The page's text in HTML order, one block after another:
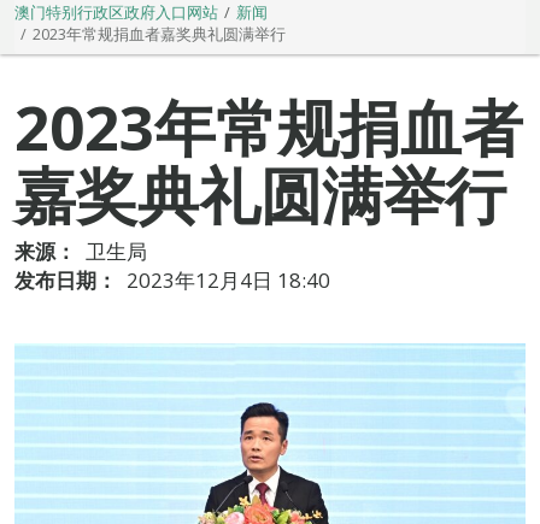
澳门特别行政区政府入口网站
新闻
2023年常规捐血者嘉奖典礼圆满举行
2023年常规捐血者
嘉奖典礼圆满举行
来源：
卫生局
发布日期：
2023年12月4日 18:40